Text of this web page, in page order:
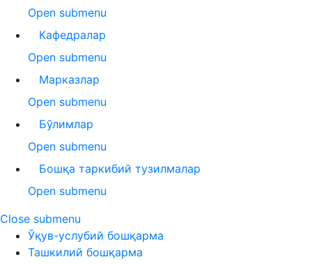
Open submenu
Кафедралар
Open submenu
Марказлар
Open submenu
Бўлимлар
Open submenu
Бошқа таркибий тузилмалар
Open submenu
Close submenu
Ўқув-услубий бошқарма
Ташкилий бошқарма